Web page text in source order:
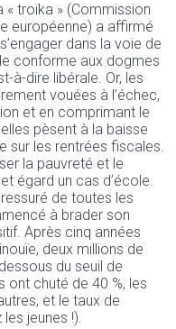
« troïka » (Commission
européenne) a affirmé
dans la voie de
conforme aux dogmes
à-dire libérale. Or, les
vouées à l’échec,
et en comprimant le
pèsent à la baisse
sur les rentrées fiscales.
la pauvreté et le
égard un cas d’école.
de toutes les
à brader son
Après cinq années
deux millions de
du seuil de
ont chuté de 40 %, les
et le taux de
jeunes !).